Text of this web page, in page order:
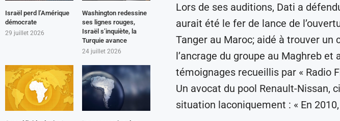
Lors de ses auditions, Dati a
aurait été le fer de lance de
Tanger au Maroc; aidé à trouver
l’ancrage du groupe au Maghreb et
témoignages recueillis par « Radio
Un avocat du pool Renault-Nissan,
situation laconiquement : « En
Israël perd l’Amérique
démocrate
29 juillet 2026
Washington redessine
ses lignes rouges,
Israël s’inquiète, la
Turquie avance
24 juillet 2026